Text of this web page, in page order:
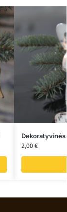
Dekoratyvinės
2,00€